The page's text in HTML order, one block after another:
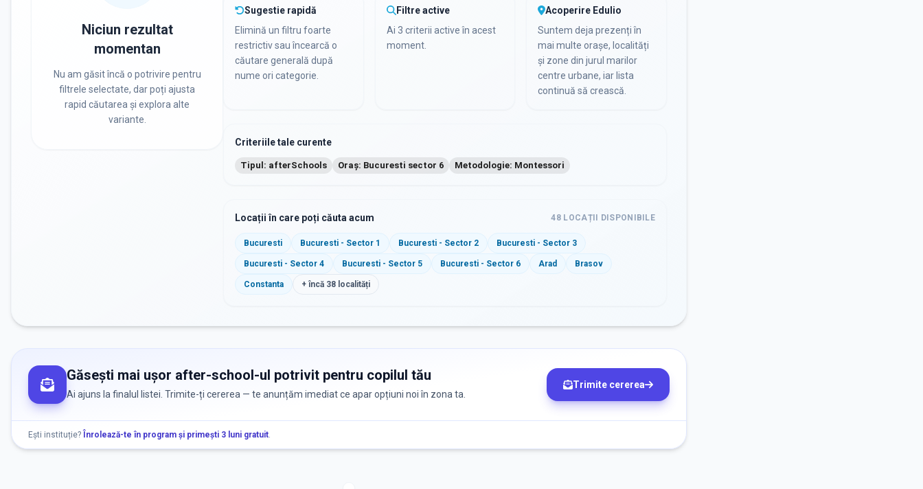
Niciun rezultat
momentan
Nu am găsit încă o potrivire pentru
filtrele selectate, dar poți ajusta
rapid căutarea și explora alte
variante.
Sugestie rapidă
Elimină un filtru foarte
restrictiv sau încearcă o
căutare generală după
nume ori categorie.
Filtre active
Ai 3 criterii active în acest
moment.
Acoperire Edulio
Suntem deja prezenți în
mai multe orașe, localități
și zone din jurul marilor
centre urbane, iar lista
continuă să crească.
Criteriile tale curente
Tipul: afterSchools Oraș: Bucuresti sector 6 Metodologie: Montessori
Locații în care poți căuta acum 48 LOCAȚII DISPONIBILE
Bucuresti Bucuresti - Sector 1 Bucuresti - Sector 2 Bucuresti - Sector 3
Bucuresti - Sector 4 Bucuresti - Sector 5 Bucuresti - Sector 6 Arad Brasov
Constanta + încă 38 localități
Găsești mai ușor after-school-ul potrivit pentru copilul tău
Ai ajuns la finalul listei. Trimite-ți cererea — te anunțăm imediat ce apar opțiuni noi în zona ta.
Trimite cererea
Ești instituție? Înrolează-te în program și primești 3 luni gratuit.